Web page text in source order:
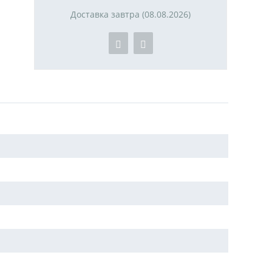
Доставка завтра (08.08.2026)